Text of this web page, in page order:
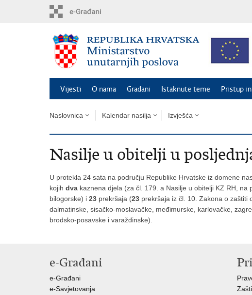
Vijesti O nama Građani Istaknute teme Pristup
Naslovnica Kalendar nasilja Izvješća
Nasilje u obitelji u
U protekla 24 sata na području Republike Hrvatske iz domene
kojih dva kaznena djela (za čl. 179. a Nasilje u obitelji KZ RH,
bilogorske) i 23 prekršaja (23 prekršaja iz čl. 10. Zakona o zaštiti
dalmatinske, sisačko-moslavačke, međimurske, karlovačke,
brodsko-posavske i varaždinske).
e-Građani
e-Građani
e-Savjetovanja